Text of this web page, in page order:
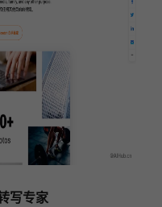
写专家